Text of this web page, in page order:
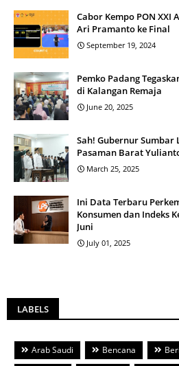
Cabor Kempo PON XXI
Ari Pramanto ke Final
September 19, 2024
Pemko Padang
di Kalangan Remaja
June 20, 2025
Sah! Gubernur
Pasaman Barat
March 25, 2025
Ini Data Terbaru
Konsumen dan Indeks
Juni
July 01, 2025
LABELS
Arab Saudi Bencana